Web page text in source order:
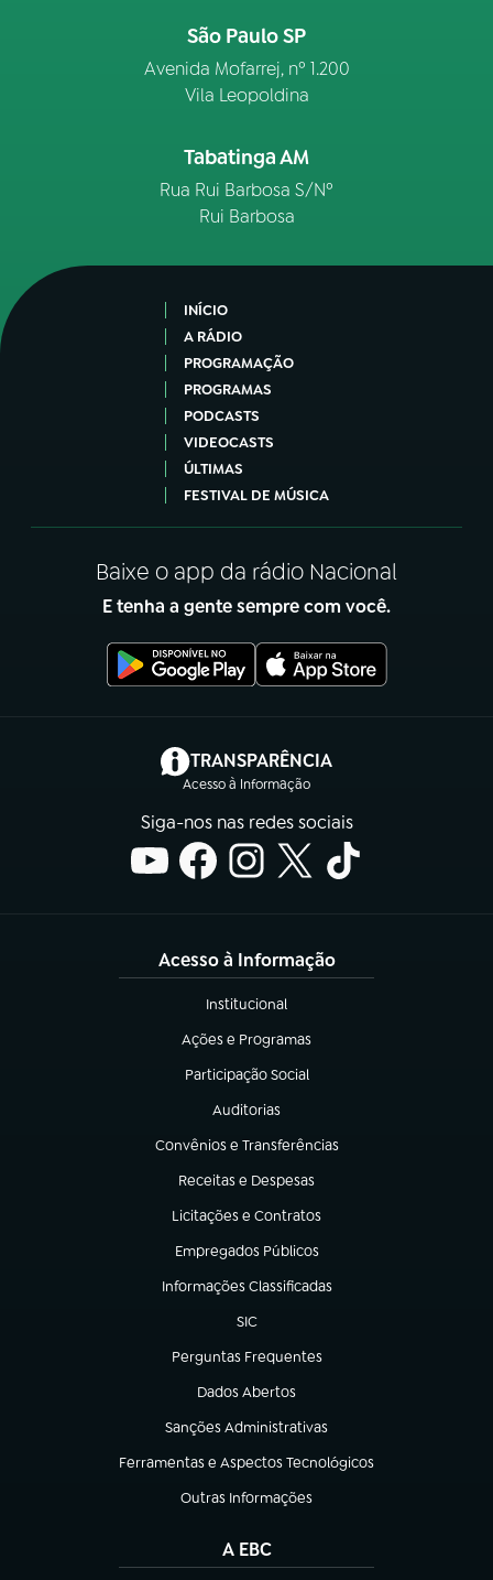
São Paulo SP
Avenida Mofarrej, nº 1.200
Vila Leopoldina
Tabatinga AM
Rua Rui Barbosa S/Nº
Rui Barbosa
INÍCIO
A RÁDIO
PROGRAMAÇÃO
PROGRAMAS
PODCASTS
VIDEOCASTS
ÚLTIMAS
FESTIVAL DE MÚSICA
Baixe o app da rádio Nacional
E tenha a gente sempre com você.
TRANSPARÊNCIA
Acesso à Informação
(abre em nova aba)
Siga-nos nas redes sociais
Acesso à Informação
Institucional
(abre em nova aba)
Ações e Programas
(abre em nova aba)
Participação Social
(abre em nova aba)
Auditorias
(abre em nova aba)
Convênios e Transferências
(abre em nova aba)
Receitas e Despesas
(abre em nova aba)
Licitações e Contratos
(abre em nova aba)
Empregados Públicos
(abre em nova aba)
Informações Classificadas
(abre em nova aba)
SIC
(abre em nova aba)
Perguntas Frequentes
(abre em nova aba)
Dados Abertos
(abre em nova aba)
Sanções Administrativas
(abre em nova aba)
Ferramentas e Aspectos Tecnológicos
(abre em nova aba)
Outras Informações
(abre em nova aba)
A EBC